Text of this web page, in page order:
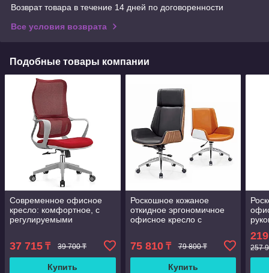
Возврат товара в течение 14 дней по договоренности
Все условия возврата
Подобные товары компании
Современное офисное
кресло: комфортное, с
регулируемыми
эргономичное, для
руководителей, с п
37 715 ₸ 39 700 ₸
Купить
Роскошное кожаное
откидное эргономичное
офисное кресло с
75 810₸ 79 800 ₸
Купить
257